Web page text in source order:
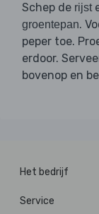
Schep de rijst
groentepan.
peper toe.
erdoor.
bovenop en
Het bedrijf
Service